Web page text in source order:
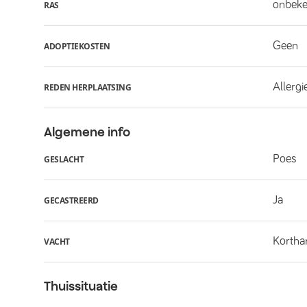
RAS
ADOPTIEKOSTEN Geen
REDEN HERPLAATSING
Algemene info
GESLACHT Poes
GECASTREERD Ja
VACHT
Thuissituatie